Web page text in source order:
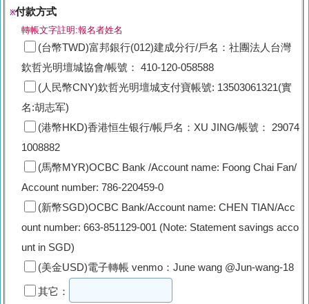
※付款方式
轉帳文字註明:報名者姓名
(台幣TWD)富邦銀行(012)建成分行/戶名：社團法人台灣
欽哲光明壇城協會/帳號： 410-120-058588
(人民幣CNY)欽哲光明壇城支付寶帳號: 13503061321(實
名:胡志军)
(港幣HKD)香港恒生银行/帳戶名：XU JING/帳號： 29074
1008882
(馬幣MYR)OCBC Bank /Account name: Foong Chai Fan/
Account number: 786-220459-0
(新幣SGD)OCBC Bank/Account name: CHEN TIAN/Acc
ount number: 663-851129-001 (Note: Statement savings acco
unt in SGD)
(美金USD)電子轉帳 venmo：June wang @Jun-wang-18
其它：